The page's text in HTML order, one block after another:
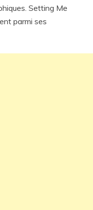
Setting Me
parmi ses